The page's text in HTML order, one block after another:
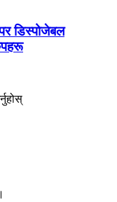
डिस्पोजेबल